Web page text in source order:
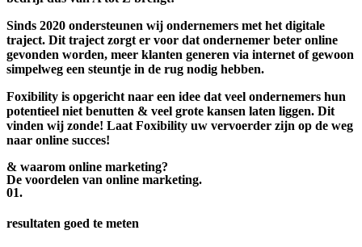
Sinds 2020 ondersteunen wij ondernemers met het digitale
traject. Dit traject zorgt er voor dat ondernemer beter online
gevonden worden, meer klanten generen via internet of gewoon
simpelweg een steuntje in de rug nodig hebben.
Foxibility is opgericht naar een idee dat veel ondernemers hun
potentieel niet benutten & veel grote kansen laten liggen. Dit
vinden wij zonde! Laat Foxibility uw vervoerder zijn op de weg
naar online succes!
& waarom online marketing?
De voordelen van online marketing.
01.
resultaten goed te meten